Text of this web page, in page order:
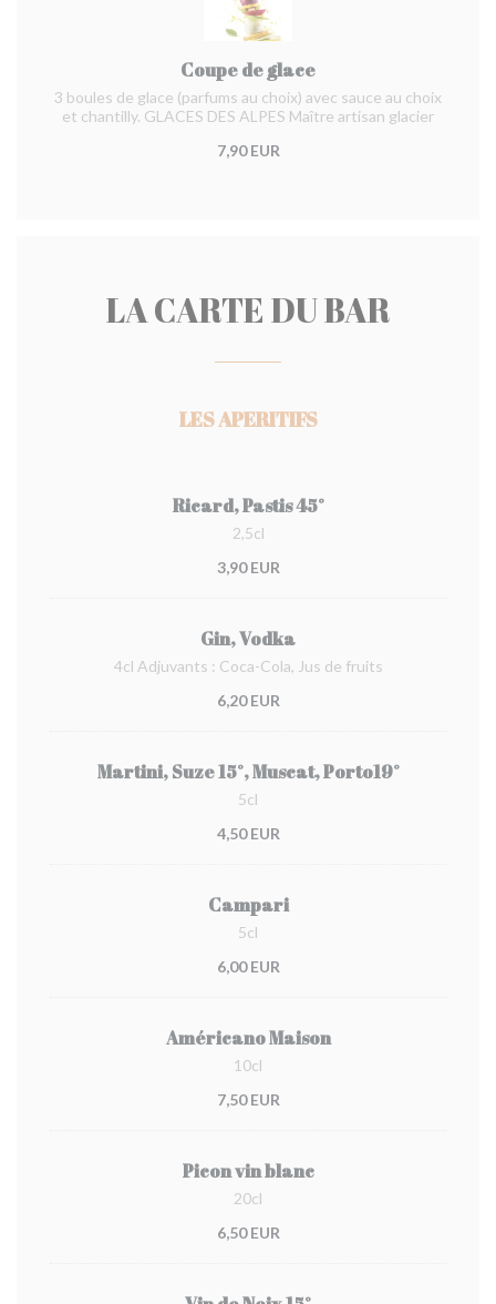
Coupe de glace
3 boules de glace (parfums au choix) avec sauce au choix
et chantilly. GLACES DES ALPES Maître artisan glacier
7,90 EUR
LA CARTE DU BAR
LES APERITIFS
Ricard, Pastis 45°
2,5cl
3,90 EUR
Gin, Vodka
4cl Adjuvants : Coca-Cola, Jus de fruits
6,20 EUR
Martini, Suze 15°, Muscat, Porto19°
5cl
4,50 EUR
Campari
5cl
6,00 EUR
Américano Maison
10cl
7,50 EUR
Picon vin blanc
20cl
6,50 EUR